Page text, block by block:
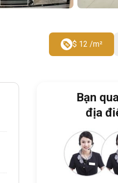
$ 12 /m²
Bạn
địa